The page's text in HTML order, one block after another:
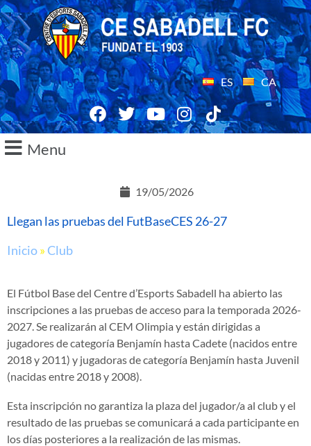
ES CA
Menu
19/05/2026
Llegan las pruebas del FutBaseCES 26-27
Inicio» Club
El Fútbol Base del Centre d’Esports Sabadell ha abierto las
inscripciones a las pruebas de acceso para la temporada 2026-
2027. Se realizarán al CEM Olimpia y están dirigidas a
jugadores de categoría Benjamín hasta Cadete (nacidos entre
2018 y 2011) y jugadoras de categoría Benjamín hasta Juvenil
(nacidas entre 2018 y 2008).
Esta inscripción no garantiza la plaza del jugador/a al club y el
resultado de las pruebas se comunicará a cada participante en
los días posteriores a la realización de las mismas.